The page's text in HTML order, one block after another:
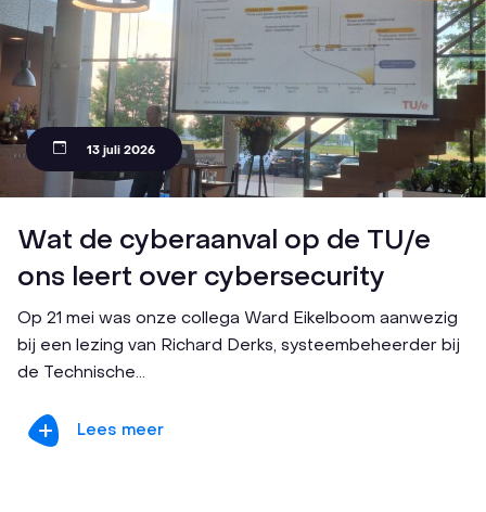
13 juli 2026
Wat de cyberaanval op de TU/e
ons leert over cybersecurity
Op 21 mei was onze collega Ward Eikelboom aanwezig
bij een lezing van Richard Derks, systeembeheerder bij
de Technische...
Lees meer